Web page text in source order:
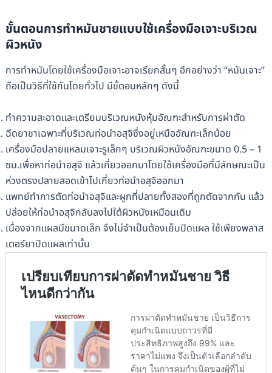
ขั้นตอนการทำหมันชายแบบใช้เครื่องมือเจาะบริเวณ
ผิวหนัง
การทำหมันโดยใช้เครื่องมือเจาะอาจเรียกสั้นๆ อีกอย่างว่า “หมันเจาะ”
ถือเป็นวิธีที่ใช้กันโดยทั่วไป มีขั้ตอนหลักๆ ดังนี้
ทำความสะอาดและเตรียมบริเวณหนังหุ้มอัณฑะสำหรับการผ่าตัด
ฉีดยาชาเฉพาะที่บริเวณท่อนำอสุจิซึ่งอยู่เหนืออัณฑะเล็กน้อย
เครื่องมือปลายแหลมเจาะรูเล็กๆ บริเวณผิวหนังอัณฑะขนาด 0.5 – 1
ซม.เพื่อหาท่อนำอสุจิ แล้วเกี่ยวออกมาโดยใช้เครื่องมือที่มีลักษณะเป็น
ห่วงตรงปลายสอดเข้าไปเกี่ยวท่อนำอสุจิออกมา
แพทย์ทำการตัดท่อนำอสุจิและผูกที่ปลายทั้งสองที่ถูกตัดจากกัน แล้ว
ปล่อยให้ท่อนำอสุจิกลับลงไปใต้ผิวหนังเหมือนเดิม
เนื่องจากแผลมีขนาดเล็ก จึงไม่จำเป็นต้องเย็บปิดแผล ใช้เพียงพลาส
เตอร์ยาปิดแผลเท่านั้น